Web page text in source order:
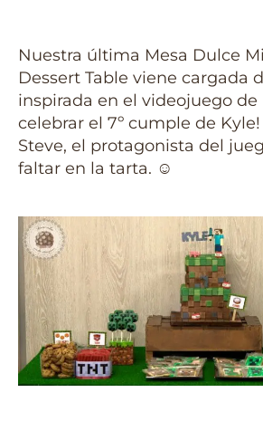
Nuestra última Mesa Dulce
Dessert Table viene cargada
inspirada en el videojuego de
celebrar el 7º cumple de Kyle!
Steve, el protagonista del
faltar en la tarta. ☺️